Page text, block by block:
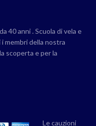
40 anni . Scuola di vela e
membri della nostra
scoperta e per la
Le cauzioni